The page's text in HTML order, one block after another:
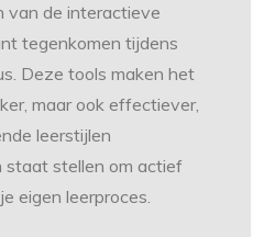
van de interactieve
tegenkomen tijdens
Deze tools maken het
maar ook effectiever,
leerstijlen
staat stellen om actief
eigen leerproces.